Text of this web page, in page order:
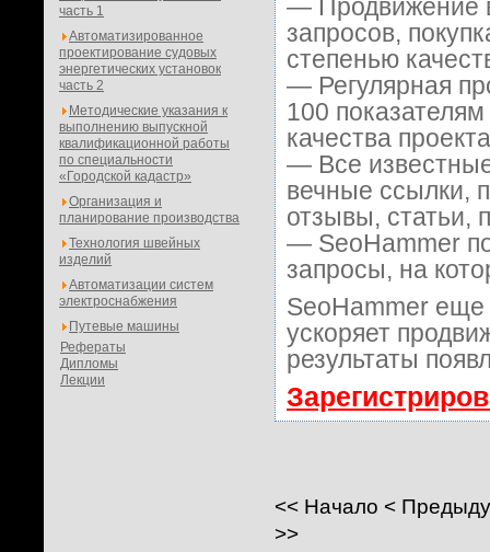
часть 1
Автоматизированное
проектирование судовых
энергетических установок
часть 2
Методические указания к
выполнению выпускной
квалификационной работы
по специальности
«Городской кадастр»
Организация и
планирование производства
Технология швейных
изделий
Автоматизации систем
электроснабжения
Путевые машины
Рефераты
Дипломы
Лекции
— Продвижение
запросов,
степенью
— Регулярная
100
качества
— Все
вечные ссылки,
отзывы, статьи,
— SeoHammer
запросы, на
SeoHammer еще
ускоряет
результаты
<< Начало <
>>